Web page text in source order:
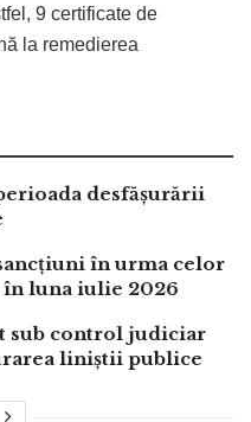
9 certificate de
la remedierea
desfășurării
în urma celor
în luna iulie 2026
sub control judiciar
liniștii publice